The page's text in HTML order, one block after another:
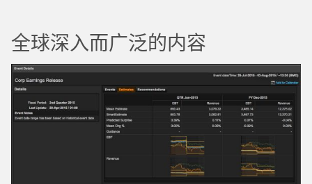
全球深入而广泛的内容